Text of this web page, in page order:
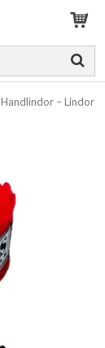
Handlindor – Lindor